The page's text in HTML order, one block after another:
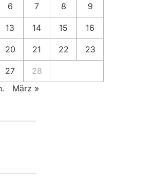
6 7 8 9
13 14 15 16
20 21 22 23
27
28
März »